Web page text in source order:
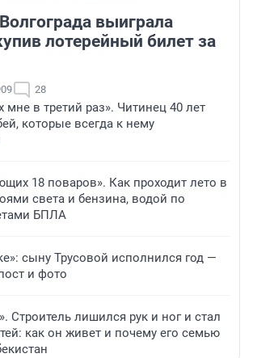
выиграла
лотерейный билет за
28
мне в третий раз». Читинец 40 лет
которые всегда к нему
18 поваров». Как проходит лето в
света и бензина, водой по
БПЛА
сыну Трусовой исполнился год —
и фото
Строитель лишился рук и ног и стал
как он живет и почему его семью